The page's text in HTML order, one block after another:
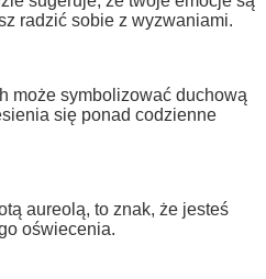
radzić sobie z wyzwaniami.
może symbolizować duchową
się ponad codzienne
aureolą, to znak, że jesteś
oświecenia.